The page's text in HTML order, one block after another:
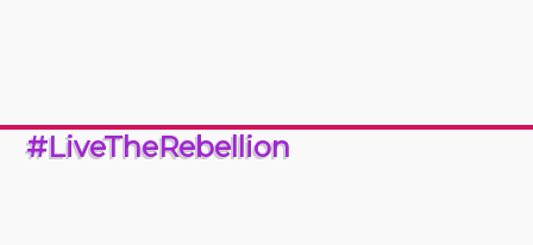
#LiveTheRebellion